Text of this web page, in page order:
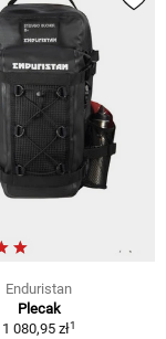
Enduristan
Plecak
1 080,95 zł1